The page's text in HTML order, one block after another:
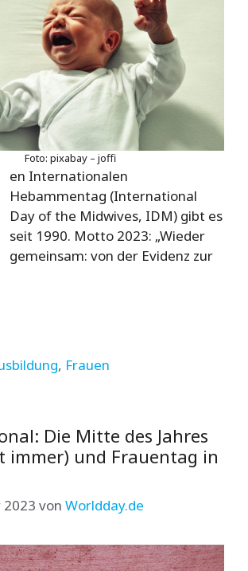
Foto: pixabay – joffi
en Internationalen
Hebammentag (International
Day of the Midwives, IDM) gibt es
seit 1990. Motto 2023: „Wieder
gemeinsam: von der Evidenz zur
, Frauen
Die Mitte des Jahres
immer) und Frauentag in
2023 von Worldday.de